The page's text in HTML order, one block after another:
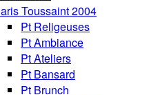
Toussaint 2004
Pt Religeuses
Pt Ambiance
Pt Ateliers
Pt Bansard
Pt Brunch